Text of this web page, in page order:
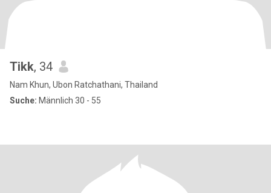
Tikk, 34
Nam Khun, Ubon Ratchathani, Thailand
Suche: Männlich 30 - 55